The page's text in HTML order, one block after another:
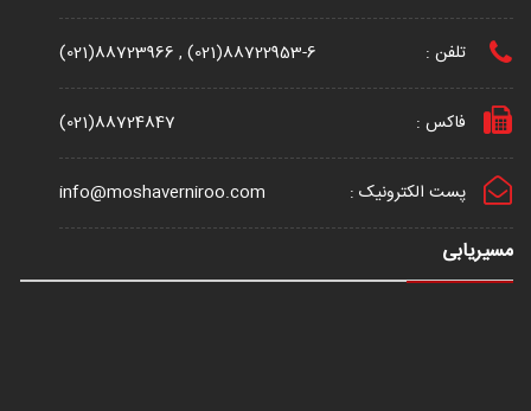
تلفن : (021)88723966 , (021)88722953-6
فاکس : (021)88724847
پست الکترونیک : info@moshaverniroo.com
مسیریابی